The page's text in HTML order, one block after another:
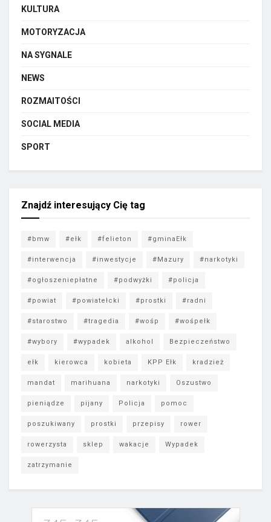
KULTURA
MOTORYZACJA
NA SYGNALE
NEWS
ROZMAITOŚCI
SOCIAL MEDIA
SPORT
Znajdź interesujący Cię tag
#bmw #ełk #felieton #gminaEłk
#interwencja #inwestycje #Mazury #narkotyki
#ogłoszeniepłatne #podwyżki #policja
#powiat #powiatełcki #prostki #radni
#starostwo #tragedia #wośp #wośpełk
#wybory #wypadek alkohol Bezpieczeństwo
ełk kierowca kobieta KPP Ełk kradzież
mandat marihuana narkotyki Oszustwo
pieniądze pijany Policja pomoc
poszukiwany prostki przepisy rower
rowerzysta sklep wakacje Wypadek
zatrzymanie